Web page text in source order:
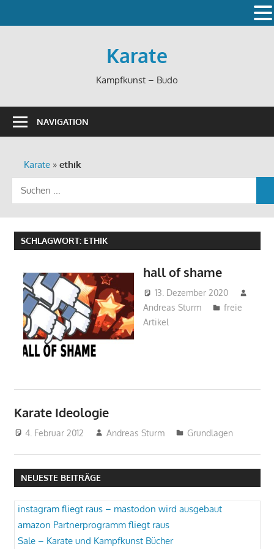
Karate
Kampfkunst – Budo
NAVIGATION
Karate» ethik
Suchen
SCHLAGWORT: ETHIK
hall of shame
13. Dezember 2020
Andreas Sturm
freie
Artikel
Karate Ideologie
4. Februar 2012 Andreas Sturm Grundlagen
NEUESTE BEITRÄGE
instagram fliegt raus – mastodon wird ausgebaut
amazon Partnerprogramm fliegt raus
Sale – Karate und Kampfkunst Bücher